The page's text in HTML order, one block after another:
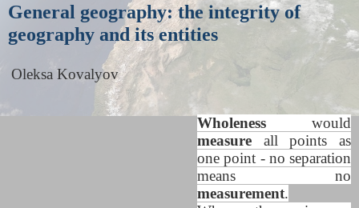
General geography: the integrity of
geography and its entities
Oleksa Kovalyov
Wholeness would
measure all points as
one point - no separation
means no
measurement.